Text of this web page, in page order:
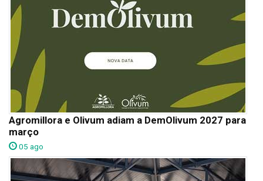
Agromillora e Olivum adiam a DemOlivum 2027 para
março
05 ago